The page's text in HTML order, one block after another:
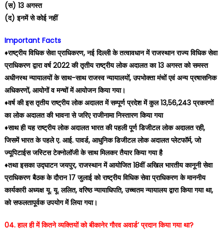
(स) 13 अगस्त
(द) इनमें से कोई नहीं
Important Facts
♦️राष्ट्रीय विधिक सेवा प्राधिकरण, नई दिल्ली के तत्वावधान में राजस्थान राज्य विधिक सेवा
प्राधिकरण द्वारा वर्ष 2022 की तृतीय राष्ट्रीय लोक अदालत का 13 अगस्त को समस्त
अधीनस्थ न्यायालयों के साथ-साथ राजस्व न्यायालयों, उपभोक्ता मंचों एवं अन्य प्रषासनिक
अधिकरणों, आयोगों व मन्चों में आयोजन किया गया।
♦️वर्ष की इस तृतीय राष्ट्रीय लोक अदालत में सम्पूर्ण प्रदेश में कुल 13,56,243 प्रकरणों
का लोक अदालत की भावना से जरिए राजीनामा निस्तारण किया गया
♦️साथ ही यह राष्ट्रीय लोक अदालत भारत की पहली पूर्ण डिजीटल लोक अदालत रही,
जिसमें भारत के पहले ए. आई. पावर्ड, आधुनिक डिजीटल लोक अदालत प्लेटफॉर्म, जो
ज्यूपिटाईस जस्टिस टेक्नोलॉजी के साथ मिलकर तैयार किया गया है
♦️तथा इसका उद्घाटन जयपुर, राजस्थान में आयोजित 18वीं अखिल भारतीय कानूनी सेवा
प्राधिकरण बैठक के दौरान 17 जुलाई को राष्ट्रीय विधिक सेवा प्राधिकरण के माननीय
कार्यकारी अध्यक्ष यू. यू. ललित, वरिष्ठ न्यायाधिपति, उच्चतम न्यायालय द्वारा किया गया था,
को सफलतापूर्वक उपयोग में लिया गया।
04. हाल ही में कितने व्यक्तियों को बीकानेर गौरव अवार्ड’ प्रदान किया गया था?